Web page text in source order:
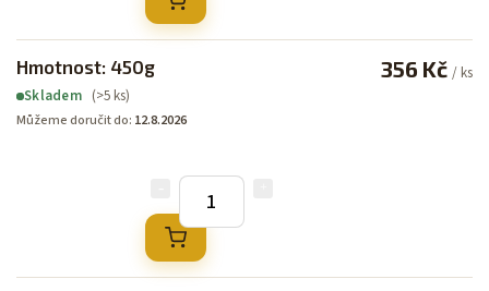
Hmotnost: 450g
Skladem (>5 ks)
Můžeme doručit do: 12.8.2026
356 Kč / ks